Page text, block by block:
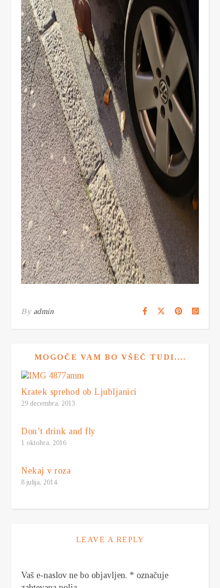
By admin
MOGOČE VAM BO VŠEČ TUDI....
Kratek sprehod ob Ljubljanici
29 decembra, 2013
Don’t drink and fly
1 oktobra, 2016
Nekaj v roza
8 julija, 2014
LEAVE A REPLY
Vaš e-naslov ne bo objavljen. * označuje